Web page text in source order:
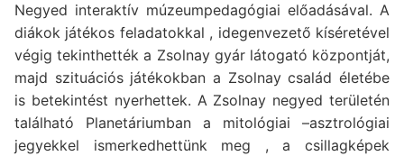
Negyed interaktív múzeumpedagógiai előadásával. A
diákok játékos feladatokkal , idegenvezető kíséretével
végig tekinthették a Zsolnay gyár látogató központját,
majd szituációs játékokban a Zsolnay család életébe
is betekintést nyerhettek. A Zsolnay negyed területén
található Planetáriumban a mitológiai –asztrológiai
jegyekkel ismerkedhettünk meg , a csillagképek